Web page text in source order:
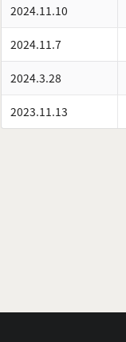
2024.11.10
2024.11.7
2024.3.28
2023.11.13